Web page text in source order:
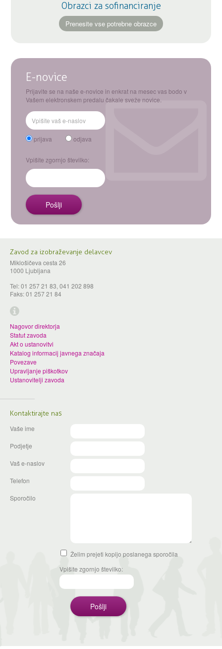
Obrazci za sofinanciranje
Prenesite vse potrebne obrazce
E-novice
Prijavite se na naše e-novice in enkrat na mesec vas bodo v
Vašem elektronskem predalu čakale sveže novice.
prijava odjava
Vpišite zgornjo številko:
Zavod za izobraževanje delavcev
Miklošičeva cesta 26
1000 Ljubljana
Tel: 01 257 21 83, 041 202 898
Faks: 01 257 21 84
Nagovor direktorja
Statut zavoda
Akt o ustanovitvi
Katalog informacij javnega značaja
Povezave
Upravljanje piškotkov
Ustanovitelji zavoda
Kontaktirajte nas
Vaše ime
Podjetje
Vaš e-naslov
Telefon
Sporočilo
Želim prejeti kopijo poslanega sporočila
Vpišite zgornjo številko: